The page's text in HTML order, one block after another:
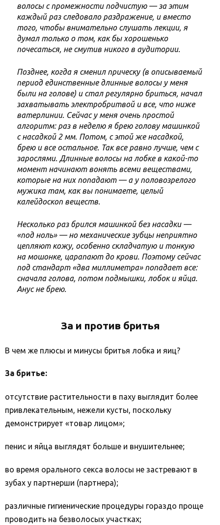
волосы с промежности подчистую — за этим
каждый раз следовало раздражение, и вместо
того, чтобы внимательно слушать лекции, я
думал только о том, как бы хорошенько
почесаться, не смутив никого в аудитории.
Позднее, когда я сменил прическу (в описываемый
период единственные длинные волосы у меня
были на голове) и стал регулярно бриться, начал
захватывать электробритвой и все, что ниже
ватерлинии. Сейчас у меня очень простой
алгоритм: раз в неделю я брею голову машинкой
с насадкой 2 мм. Потом, с этой же насадкой,
брею и все остальное. Так все равно лучше, чем с
зарослями. Длинные волосы на лобке в какой-то
момент начинают вонять всеми веществами,
которые на них попадают — а у половозрелого
мужика там, как вы понимаете, целый
калейдоскоп веществ.
Несколько раз брился машинкой без насадки —
«под ноль» — но механические зубцы неприятно
цепляют кожу, особенно складчатую и тонкую
на мошонке, царапают до крови. Поэтому сейчас
под стандарт «два миллиметра» попадает все:
сначала голова, потом подмышки, лобок и яйца.
Анус не брею.
За и против бритья
В чем же плюсы и минусы бритья лобка и яиц?
За бритье:
отсутствие растительности в паху выглядит более
привлекательным, нежели кусты, поскольку
демонстрирует «товар лицом»;
пенис и яйца выглядят больше и внушительнее;
во время орального секса волосы не застревают в
зубах у партнерши (партнера);
различные гигиенические процедуры гораздо проще
проводить на безволосых участках;